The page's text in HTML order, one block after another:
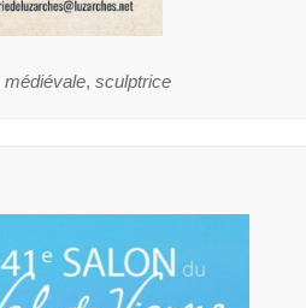
médiévale, sculptrice